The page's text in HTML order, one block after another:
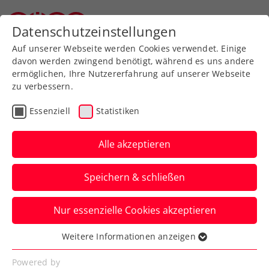
Zurück zur Newsübersicht
Turniere
Wimbledon: Starke
Leistung von
Erler/Miedler bleibt
unbelohnt
Das ÖTV-Davis-Cup-Doppel unterliegt
beim Rasenklassiker in London dem
Nummer-neun-Duo.
Datenschutzeinstellungen
Auf unserer Webseite werden Cookies verwendet. Einige
davon werden zwingend benötigt, während es uns andere
ermöglichen, Ihre Nutzererfahrung auf unserer Webseite
zu verbessern.
Essenziell Statistiken
Alle akzeptieren
Speichern & schließen
Nur essenzielle Cookies akzeptieren
Essenziell
Essenzielle Cookies werden für grundlegende
Weitere Informationen anzeigen
Powered by